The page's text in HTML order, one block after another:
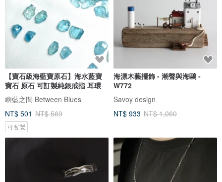
【寶石級海藍寶原石】海水藍寶
寶石 原石 可訂製純銀戒指 耳環
嶼藍之間 Between Blues
NT$ 501 NT$ 569
可客製
海漂木藝擺飾 - 潮聲與海鷗 -
W772
Savoy design
NT$ 933 NT$ 1,060